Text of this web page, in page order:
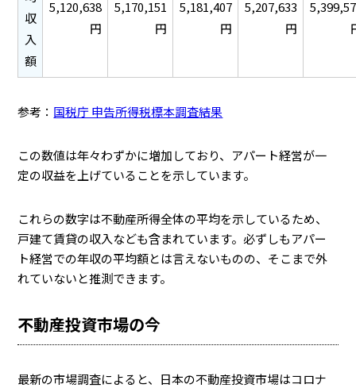
収
入
額
5,120,638
円
5,170,151
円
5,181,407
円
5,207,633
円
参考： 国税庁 申告所得税標本調査結果
この数値は年々わずかに増加しており、アパート経営が一
定の収益を上げていることを示しています。
これらの数字は不動産所得全体の平均を示しているため、
戸建て賃貸の収入なども含まれています。必ずしもアパー
ト経営での年収の平均額とは言えないものの、そこまで外
れていないと推測できます。
不動産投資市場の今
最新の市場調査によると、日本の不動産投資市場はコロナ